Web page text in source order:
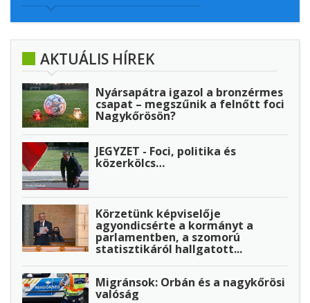
AKTUÁLIS HÍREK
Nyársapátra igazol a bronzérmes
csapat – megszűnik a felnőtt foci
Nagykőrösön?
JEGYZET - Foci, politika és
közerkölcs…
Körzetünk képviselője
agyondicsérte a kormányt a
parlamentben, a szomorú
statisztikáról hallgatott...
Migránsok: Orbán és a nagykőrösi
valóság